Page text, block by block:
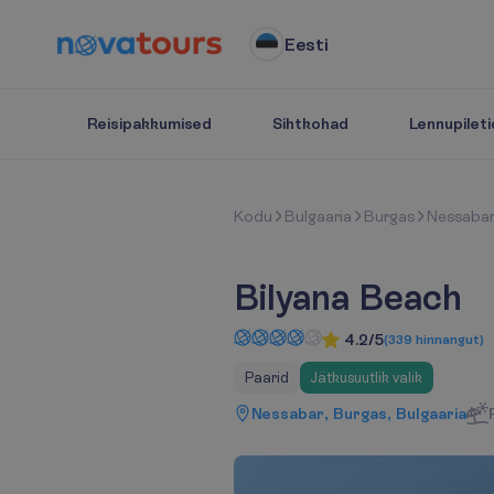
Eesti
Reisipakkumised Sihtkohad
Kodu Bulgaaria Burgas Nessabar
Bilyana Beach
4.2/5(339 hinnangut)
Paarid Jätkusuutlik valik
Nessabar, Burgas, Bulgaaria